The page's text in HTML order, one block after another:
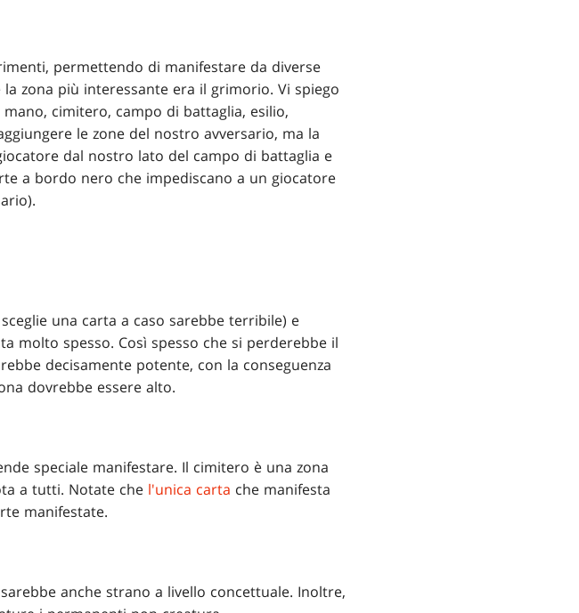
permettendo di manifestare da diverse
zona più interessante era il grimorio. Vi spiego
cimitero, campo di battaglia, esilio,
le zone del nostro avversario, ma la
dal nostro lato del campo di battaglia e
a bordo nero che impediscano a un giocatore
una carta a caso sarebbe terribile) e
molto spesso. Così spesso che si perderebbe il
decisamente potente, con la conseguenza
dovrebbe essere alto.
speciale manifestare. Il cimitero è una zona
a tutti. Notate che l'unica carta che manifesta
manifestate.
anche strano a livello concettuale. Inoltre,